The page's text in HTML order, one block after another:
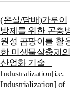
(온실/담배)가루이
방제를 위한 곤충
원성 곰팡이를 활
한 미생물살충제의
산업화 기술 =
Industralization[i.e.
Industrialization] of